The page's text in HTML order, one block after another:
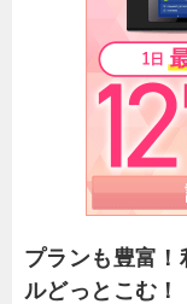
プランも豊富
ルどっとこむ！